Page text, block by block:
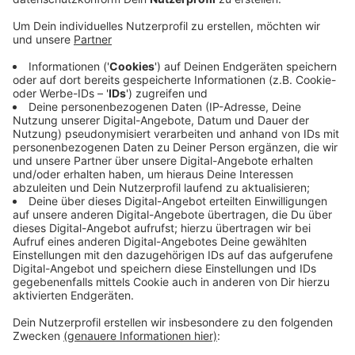
Es handelt sich um einen Mitarbeiter des
Schlachtbetriebs. Er befindet sich schon in
Quarantäne, weil er mit anderen Infizierten Kontakt
hatte. Ansonsten hat sich die Corona-Situation extrem
beruhigt. Aktuell gelten nur noch 53 Infizierte als aktiv.
So wenig waren es zuletzt vor über 2 Monaten.
Anzeige